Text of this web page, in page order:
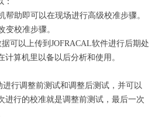
帮助即可以在现场进行高级校准步骤。
变校准步骤。
可以上传到JOFRACAL软件进行后期处
计算机里以备以后分析和使用 。
进行调整前测试和调整后测试 ， 并可以
进行的校准就是调整前测试 ， 最后一次